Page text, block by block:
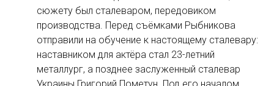
сюжету был сталеваром, передовиком
производства. Перед съёмками Рыбникова
отправили на обучение к настоящему сталевару:
наставником для актёра стал 23-летний
металлург, а позднее заслуженный сталевар